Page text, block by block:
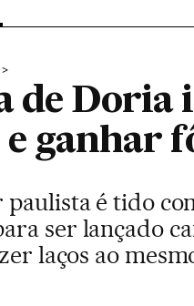
de Doria
ganhar
é tido
ser lançado
laços ao